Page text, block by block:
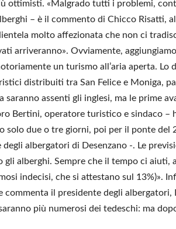
ottimisti. «Malgrado tutti i problemi,
– è il commento di Chicco Risatti,
molto affezionata che non ci
arriveranno». Ovviamente,
un turismo all’aria aperta. Lo
distribuiti tra San Felice e Moniga,
saranno assenti gli inglesi, ma le prime
Bertini, operatore turistico e sindaco –
solo due o tre giorni, poi per il ponte del
albergatori di Desenzano -. Le
gli alberghi. Sempre che il tempo ci
indecisi, che si attestano sul 13%)».
il presidente degli albergatori,
più numerosi dei tedeschi: ma